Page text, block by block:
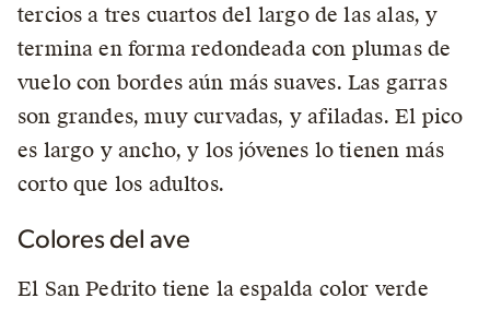
tercios a tres cuartos del largo de las alas, y
termina en forma redondeada con plumas de
vuelo con bordes aún más suaves. Las garras
son grandes, muy curvadas, y afiladas. El pico
es largo y ancho, y los jóvenes lo tienen más
corto que los adultos.
Colores del ave
El San Pedrito tiene la espalda color verde